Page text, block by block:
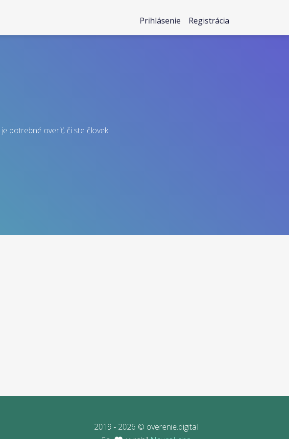
Prihlásenie Registrácia
je potrebné overiť, či ste človek.
2019 - 2026 © overenie.digital